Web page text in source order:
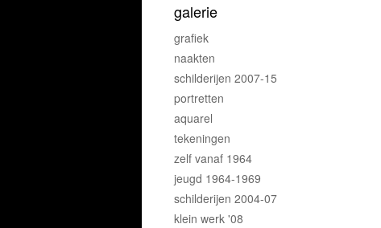
galerie
grafiek
naakten
schilderijen 2007-15
portretten
aquarel
tekeningen
zelf vanaf 1964
jeugd 1964-1969
schilderijen 2004-07
klein werk '08